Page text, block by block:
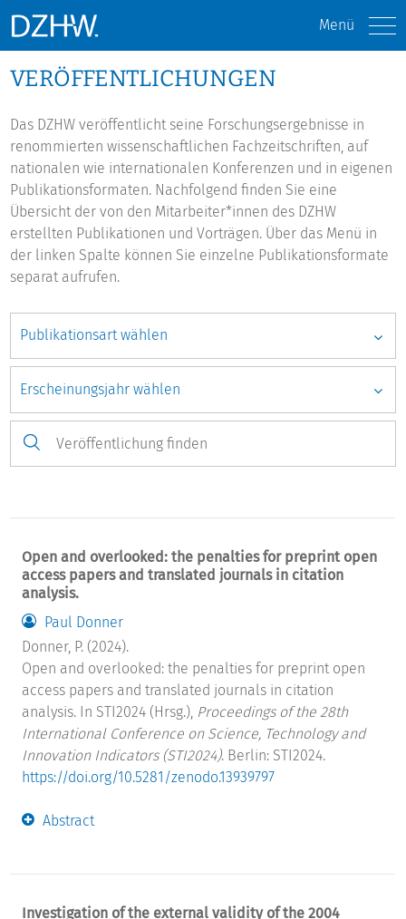
Menü
VERÖFFENTLICHUNGEN
Das DZHW veröffentlicht seine Forschungsergebnisse in
renommierten wissenschaftlichen Fachzeitschriften, auf
nationalen wie internationalen Konferenzen und in eigenen
Publikationsformaten. Nachfolgend finden Sie eine
Übersicht der von den Mitarbeiter*innen des DZHW
erstellten Publikationen und Vorträgen. Über das Menü in
der linken Spalte können Sie einzelne Publikationsformate
separat aufrufen.
Open and overlooked: the penalties for preprint open
access papers and translated journals in citation
analysis.
Paul Donner
Donner, P. (2024).
Open and overlooked: the penalties for preprint open
access papers and translated journals in citation
analysis. In STI2024 (Hrsg.), Proceedings of the 28th
International Conference on Science, Technology and
Innovation Indicators (STI2024). Berlin: STI2024.
https://doi.org/10.5281/zenodo.13939797
Abstract
Investigation of the external validity of the 2004